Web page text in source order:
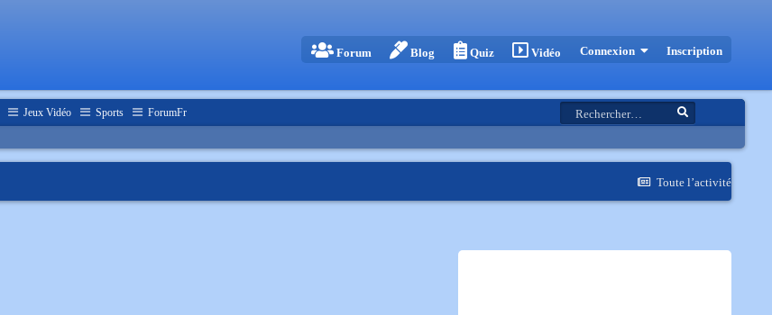
Forum Blog Quiz Vidéo Connexion Inscription
Jeux Vidéo Sports ForumFr
Toute l’activité